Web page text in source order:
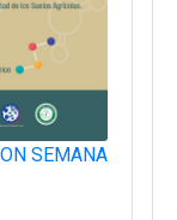
SEMANA